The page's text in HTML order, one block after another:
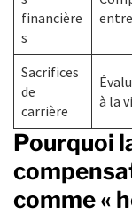
financière
s
Sacrifices
de
carrière
à la
Pourquoi
comme «